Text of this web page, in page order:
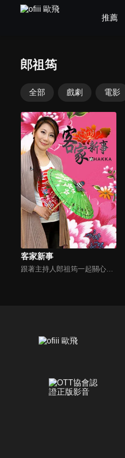
推薦
郎祖筠
全部 戲劇 電影
客家新事
跟著主持人郎祖筠一起關心客家事，體驗客家文化之美，透過見證分享一同經歷上帝的恩典。